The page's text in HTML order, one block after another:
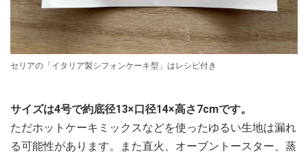
セリアの「イタリア製シフォンケーキ型」はレシピ付き
サイズは4号で約底径13×口径14×高さ7cmです。
ただホットケーキミックスなどを使ったゆるい生地は漏れ
る可能性があります。また直火、オーブントースター、蒸